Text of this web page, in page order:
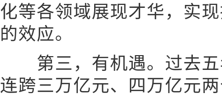
化等各领域展现才华，实
的效应。
第三，有机遇。过去五
连跨三万亿元、四万亿元